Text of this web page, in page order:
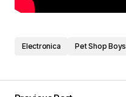
Electronica Pet Shop Boys